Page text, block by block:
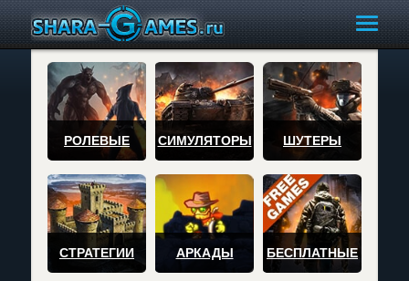
РОЛЕВЫЕ СИМУЛЯТОРЫ ШУТЕРЫ
СТРАТЕГИИ АРКАДЫ БЕСПЛАТНЫЕ